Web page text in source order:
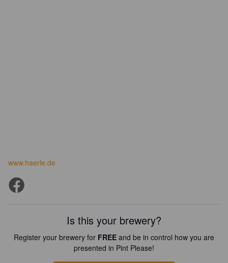
www.haerle.de
Is this your brewery?
Register your brewery for FREE and be in control how you are
presented in Pint Please!